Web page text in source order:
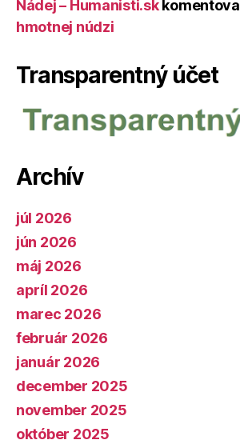
Nádej – Humanisti.skkomentoval
hmotnej núdzi
Transparentný účet
Archív
júl 2026
jún 2026
máj 2026
apríl 2026
marec 2026
február 2026
január 2026
december 2025
november 2025
október 2025